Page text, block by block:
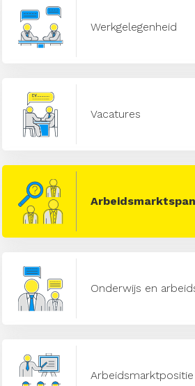
Werkgelegenheid
Vacatures
Onderwijs en